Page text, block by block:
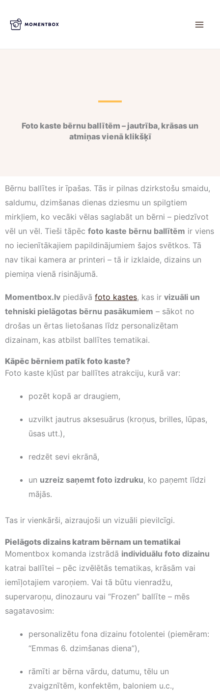
Foto kaste bērnu ballītēm – jautrība, krāsas un
atmiņas vienā klikšķī
Bērnu ballītes ir īpašas. Tās ir pilnas dzirkstošu smaidu,
saldumu, dzimšanas dienas dziesmu un spilgtiem
mirkļiem, ko vecāki vēlas saglabāt un bērni – piedzīvot
vēl un vēl. Tieši tāpēc foto kaste bērnu ballītēm ir viens
no iecienītākajiem papildinājumiem šajos svētkos. Tā
nav tikai kamera ar printeri – tā ir izklaide, dizains un
piemiņa vienā risinājumā.
Momentbox.lv piedāvā foto kastes, kas ir vizuāli un
tehniski pielāgotas bērnu pasākumiem – sākot no
drošas un ērtas lietošanas līdz personalizētam
dizainam, kas atbilst ballītes tematikai.
Kāpēc bērniem patīk foto kaste?
Foto kaste kļūst par ballītes atrakciju, kurā var:
pozēt kopā ar draugiem,
uzvilkt jautrus aksesuārus (kroņus, brilles, lūpas,
ūsas utt.),
redzēt sevi ekrānā,
un uzreiz saņemt foto izdruku, ko paņemt līdzi
mājās.
Tas ir vienkārši, aizraujoši un vizuāli pievilcīgi.
Pielāgots dizains katram bērnam un tematikai
Momentbox komanda izstrādā individuālu foto dizainu
katrai ballītei – pēc izvēlētās tematikas, krāsām vai
iemīļotajiem varoņiem. Vai tā būtu vienradžu,
supervaroņu, dinozauru vai “Frozen” ballīte – mēs
sagatavosim:
personalizētu fona dizainu fotolentei (piemēram:
“Emmas 6. dzimšanas diena”),
rāmīti ar bērna vārdu, datumu, tēlu un
zvaigznītēm, konfektēm, baloniem u.c.,